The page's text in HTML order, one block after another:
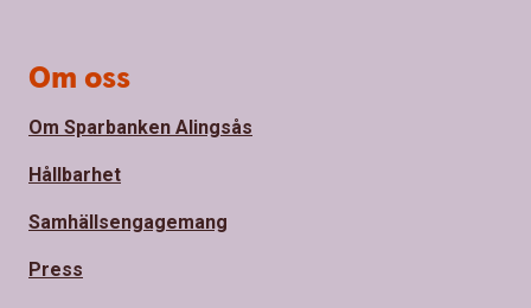
Om oss
Om Sparbanken Alingsås
Hållbarhet
Samhällsengagemang
Press